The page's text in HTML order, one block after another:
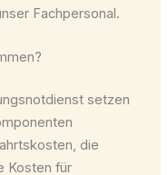
Fachpersonal.
setzen
die
Kosten für